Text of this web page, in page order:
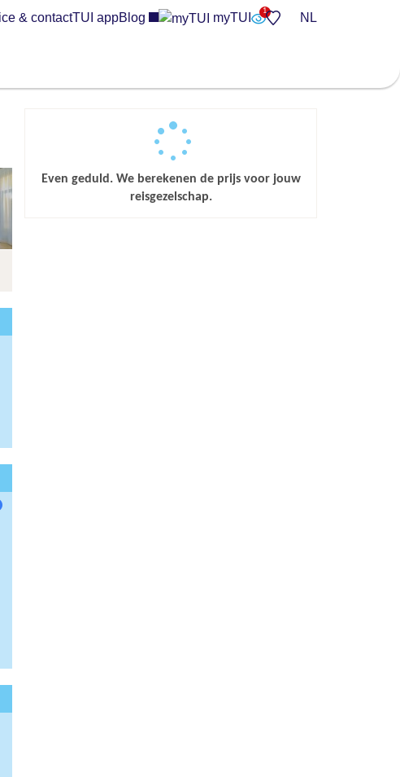
& contactTUI appBlog myTUI NL
Even geduld. We berekenen de prijs voor jouw
reisgezelschap.